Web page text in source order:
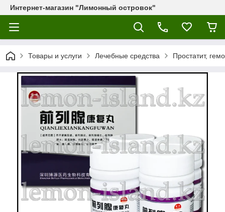
Интернет-магазин "Лимонный островок"
Товары и услуги Лечебные средства Простатит,